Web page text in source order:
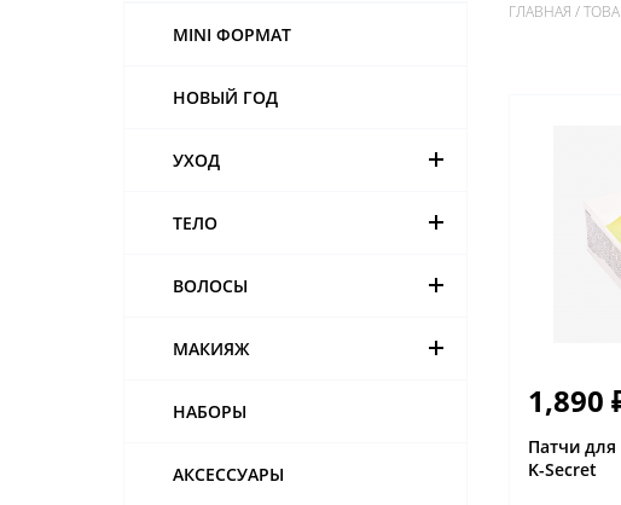
MINI ФОРМАТ
НОВЫЙ ГОД
УХОД
ТЕЛО
ВОЛОСЫ
МАКИЯЖ
НАБОРЫ
АКСЕССУАРЫ
ГЛАВНАЯ /
1,890
Патчи
K-Secret